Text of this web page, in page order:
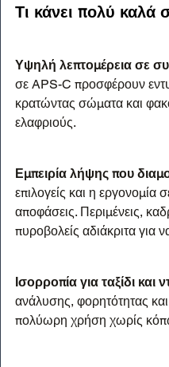
Τι κάνει πολύ καλά
Υψηλή λεπτομέρεια σε
σε APS-C προσφέρουν
κρατώντας σώματα και
ελαφριούς.
Εμπειρία λήψης που
επιλογείς και η εργονομία
αποφάσεις. Περιμένεις,
πυροβολείς αδιάκριτα για
Ισορροπία για ταξίδι και
ανάλυσης, φορητότητας
πολύωρη χρήση χωρίς